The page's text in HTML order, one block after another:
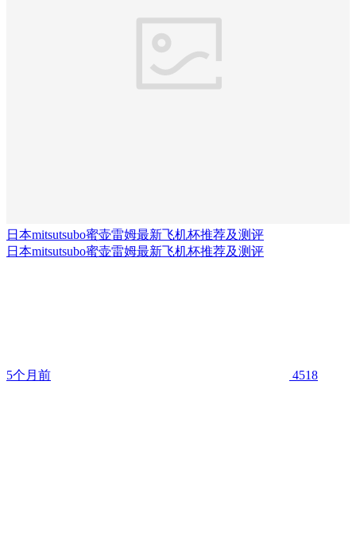
日本mitsutsubo蜜壶雷姆最新飞机杯推荐及测评
日本mitsutsubo蜜壶雷姆最新飞机杯推荐及测评
5个月前 4518